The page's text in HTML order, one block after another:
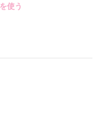
使う